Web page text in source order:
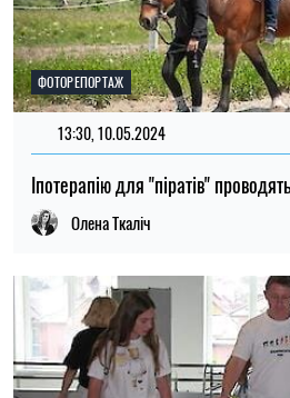
ФОТОРЕПОРТАЖ
13:30, 10.05.2024
Іпотерапію для "піратів"
Олена Ткаліч